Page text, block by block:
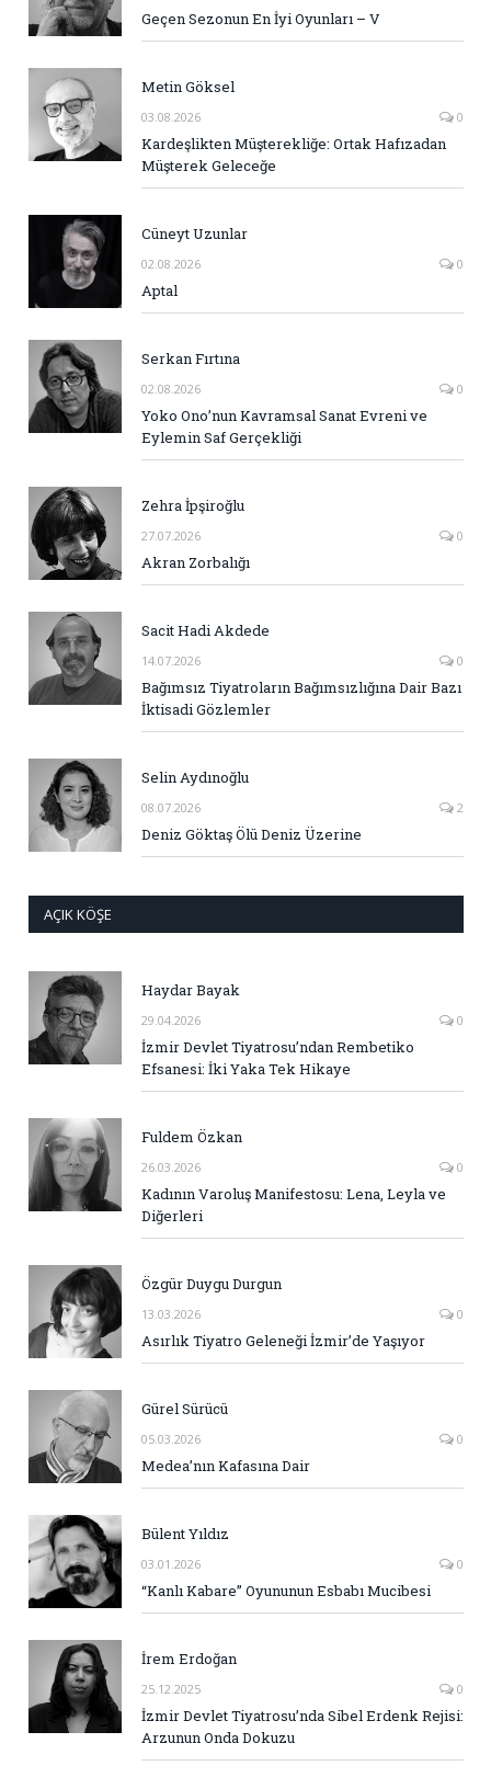
Geçen Sezonun En İyi Oyunları – V
Metin Göksel
03.08.2026 0
Kardeşlikten Müşterekliğe: Ortak Hafızadan
Müşterek Geleceğe
Cüneyt Uzunlar
02.08.2026 0
Aptal
Serkan Fırtına
02.08.2026 0
Yoko Ono’nun Kavramsal Sanat Evreni ve
Eylemin Saf Gerçekliği
Zehra İpşiroğlu
27.07.2026 0
Akran Zorbalığı
Sacit Hadi Akdede
14.07.2026 0
Bağımsız Tiyatroların Bağımsızlığına Dair Bazı
İktisadi Gözlemler
Selin Aydınoğlu
08.07.2026 2
Deniz Göktaş Ölü Deniz Üzerine
AÇIK KÖŞE
Haydar Bayak
29.04.2026 0
İzmir Devlet Tiyatrosu’ndan Rembetiko
Efsanesi: İki Yaka Tek Hikaye
Fuldem Özkan
26.03.2026 0
Kadının Varoluş Manifestosu: Lena, Leyla ve
Diğerleri
Özgür Duygu Durgun
13.03.2026 0
Asırlık Tiyatro Geleneği İzmir’de Yaşıyor
Gürel Sürücü
05.03.2026 0
Medea’nın Kafasına Dair
Bülent Yıldız
03.01.2026 0
“Kanlı Kabare” Oyununun Esbabı Mucibesi
İrem Erdoğan
25.12.2025 0
İzmir Devlet Tiyatrosu’nda Sibel Erdenk Rejisi:
Arzunun Onda Dokuzu